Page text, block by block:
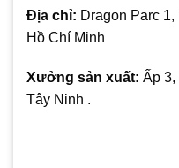
Địa chỉ: Dragon Parc
Hồ Chí Minh
Xưởng sản xuất: Ấp 3,
Tây Ninh .